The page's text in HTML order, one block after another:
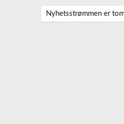
Nyhetsstrømmen er